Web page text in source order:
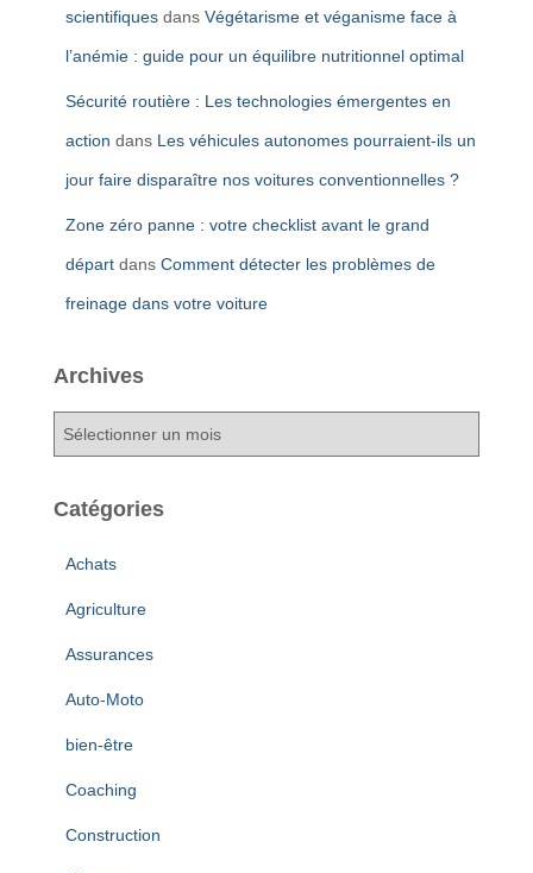
scientifiques dans Végétarisme et véganisme face à
l’anémie : guide pour un équilibre nutritionnel optimal
Sécurité routière : Les technologies émergentes en
action dans Les véhicules autonomes pourraient-ils un
jour faire disparaître nos voitures conventionnelles ?
Zone zéro panne : votre checklist avant le grand
départ dans Comment détecter les problèmes de
freinage dans votre voiture
Archives
h
Catégories
Achats
Agriculture
Assurances
Auto-Moto
bien-être
Coaching
Construction